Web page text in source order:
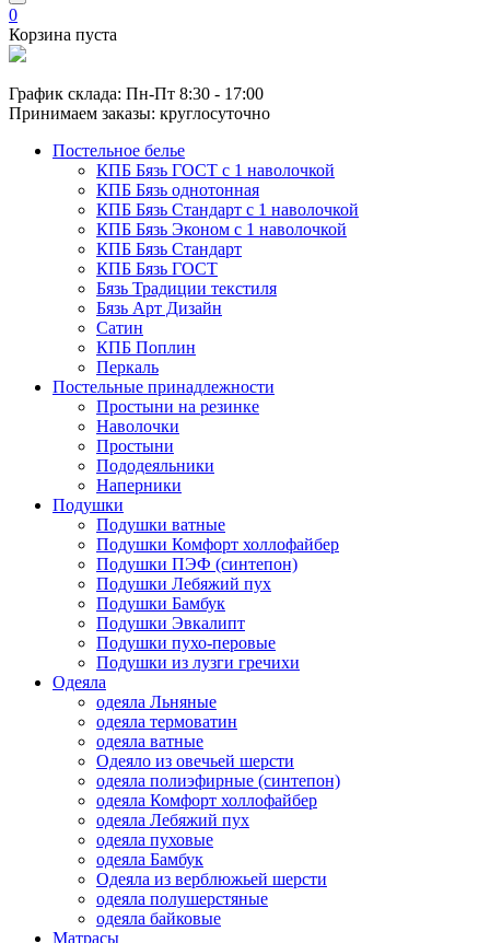
0
Корзина пуста
График склада: Пн-Пт 8:30 - 17:00
Принимаем заказы: круглосуточно
Постельное белье
КПБ Бязь ГОСТ c 1 наволочкой
КПБ Бязь однотонная
КПБ Бязь Стандарт c 1 наволочкой
КПБ Бязь Эконом с 1 наволочкой
КПБ Бязь Стандарт
КПБ Бязь ГОСТ
Бязь Традиции текстиля
Бязь Арт Дизайн
Сатин
КПБ Поплин
Перкаль
Постельные принадлежности
Простыни на резинке
Наволочки
Простыни
Пододеяльники
Наперники
Подушки
Подушки ватные
Подушки Комфорт холлофайбер
Подушки ПЭФ (синтепон)
Подушки Лебяжий пух
Подушки Бамбук
Подушки Эвкалипт
Подушки пухо-перовые
Подушки из лузги гречихи
Одеяла
одеяла Льняные
одеяла термоватин
одеяла ватные
Одеяло из овечьей шерсти
одеяла полиэфирные (синтепон)
одеяла Комфорт холлофайбер
одеяла Лебяжий пух
одеяла пуховые
одеяла Бамбук
Одеяла из верблюжьей шерсти
одеяла полушерстяные
одеяла байковые
Матрасы